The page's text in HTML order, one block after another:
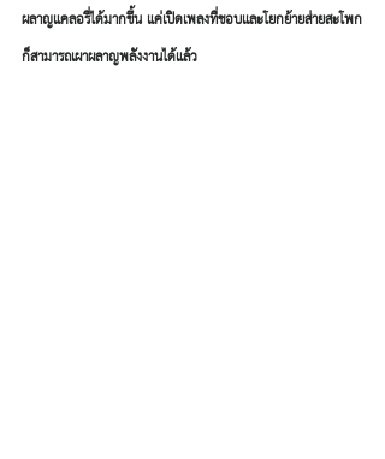
ผลาญแคลอรี่ได้มากขึ้น แค่เปิดเพลงที่ชอบเเละโยกย้ายส่ายสะโพก
ก็สามารถเผาผลาญพลังงานได้แล้ว